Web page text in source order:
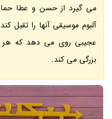
می گیرد از حسن و عطا
آلبوم موسیقی آنها را تقبل
عجیبی روی می دهد که هر
بزرگی می کند.